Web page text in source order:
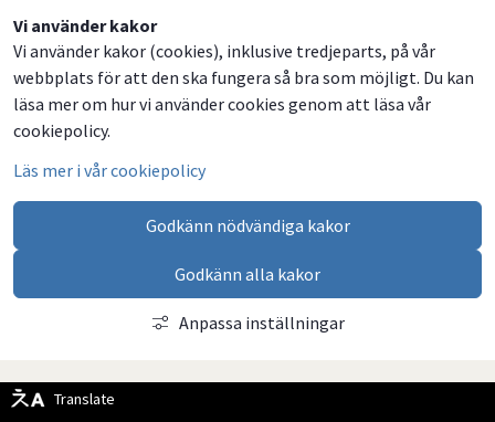
Vi använder kakor
Vi använder kakor (cookies), inklusive tredjeparts, på vår
webbplats för att den ska fungera så bra som möjligt. Du kan
läsa mer om hur vi använder cookies genom att läsa vår
cookiepolicy.
Läs mer i vår cookiepolicy
Godkänn nödvändiga kakor
Godkänn alla kakor
Anpassa inställningar
Translate
Dela
på
Facebook
Dela
på
Twitter
Dela
på
LinkedIn
Dela
via
email